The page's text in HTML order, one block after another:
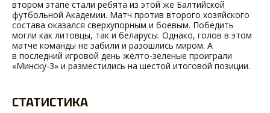
втором этапе стали ребята из этой же Балтийской
футбольной Академии. Матч против второго хозяйского
состава оказался сверхупорным и боевым. Победить
могли как литовцы, так и беларусы. Однако, голов в этом
матче команды не забили и разошлись миром. А
в последний игровой день жёлто-зёленые проиграли
«Минску-3» и разместились на шестой итоговой позиции.
СТАТИСТИКА